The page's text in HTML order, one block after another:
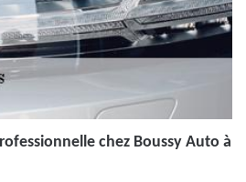
chez Boussy Auto à